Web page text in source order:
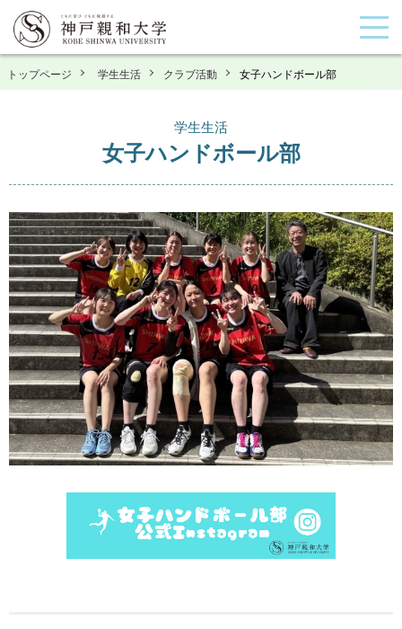
トップページ 学生生活 クラブ活動 女子ハンドボール部
学生生活
女子ハンドボール部